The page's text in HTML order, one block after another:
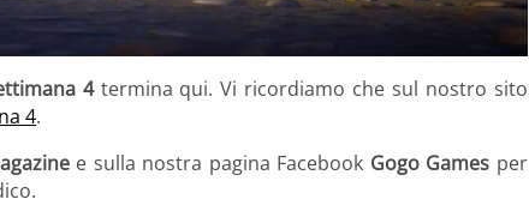
4termina qui. Vi ricordiamo che sul nostro sito
4.
e sulla nostra pagina Facebook Gogo Games per